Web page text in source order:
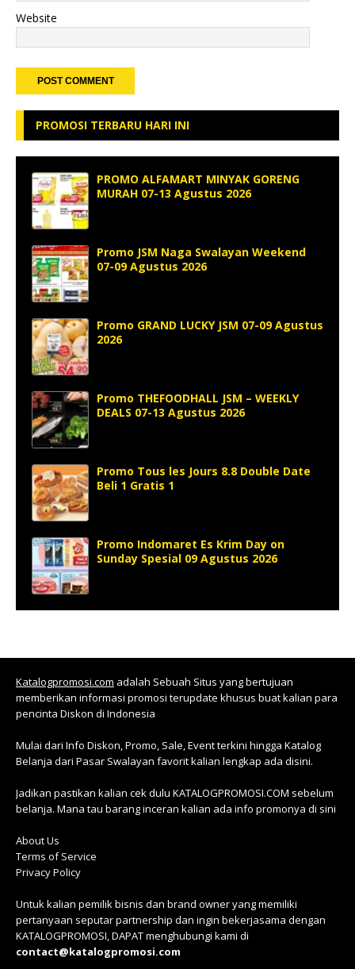
Website
PROMOSI TERBARU HARI INI
PROMO ALFAMART MINYAK GORENG
MURAH 07-13 Agustus 2026
Promo JSM Naga Swalayan Weekend
07-09 Agustus 2026
Promo GRAND LUCKY JSM 07-09 Agustus
2026
Promo THEFOODHALL JSM – WEEKLY
DEALS 07-13 Agustus 2026
Promo Tous les Jours 8.8 Double Date
Beli 1 Gratis 1
Promo Indomaret Es Krim Day on
Sunday Spesial 09 Agustus 2026
Katalogpromosi.com adalah Sebuah Situs yang bertujuan
memberikan informasi promosi terupdate khusus buat kalian para
pencinta Diskon di Indonesia
Mulai dari Info Diskon, Promo, Sale, Event terkini hingga Katalog
Belanja dari Pasar Swalayan favorit kalian lengkap ada disini.
Jadikan pastikan kalian cek dulu KATALOGPROMOSI.COM sebelum
belanja. Mana tau barang inceran kalian ada info promonya di sini
About Us
Terms of Service
Privacy Policy
Untuk kalian pemilik bisnis dan brand owner yang memiliki
pertanyaan seputar partnership dan ingin bekerjasama dengan
KATALOGPROMOSI, DAPAT menghubungi kami di
contact@katalogpromosi.com